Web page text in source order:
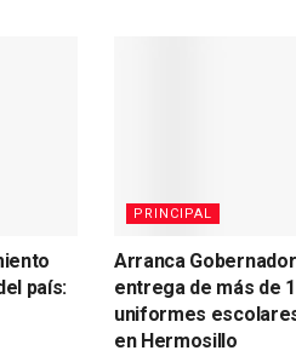
país:
PRINCIPAL
Arranca
entrega de más de
uniformes
en Hermosillo